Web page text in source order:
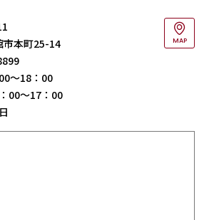
市本町25-14
MAP
～18：00
00～17：00